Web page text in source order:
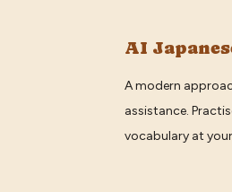
AI
A modern
assistance.
vocabulary at